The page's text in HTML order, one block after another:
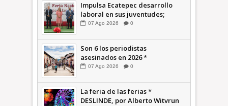
Impulsa Ecatepec desarrollo
laboral en sus juventudes;
inauguran Feria de Empleo y
INFORMATIVA
07 Ago 2026 0
Son 6 los periodistas
asesinados en 2026 *
COMENTARIO A TIEMPO
07 Ago 2026 0
La feria de las ferias *
DESLINDE, por Alberto Witvrun